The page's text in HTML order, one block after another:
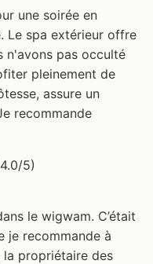
une soirée en
Le spa extérieur offre
n'avons pas occulté
pleinement de
assure un
recommande
5)
le wigwam. C’était
je recommande à
la propriétaire des